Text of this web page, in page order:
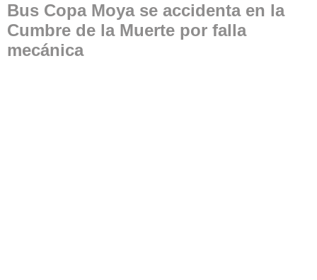
Bus Copa Moya se accidenta en la
Cumbre de la Muerte por falla
mecánica